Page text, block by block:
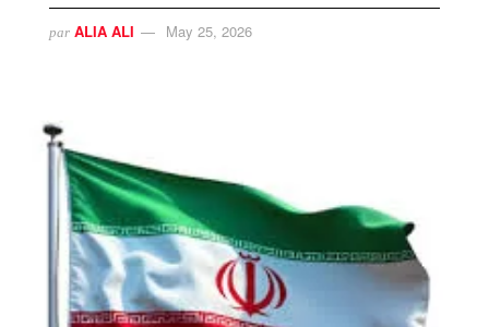
par ALIA ALI May 25, 2026